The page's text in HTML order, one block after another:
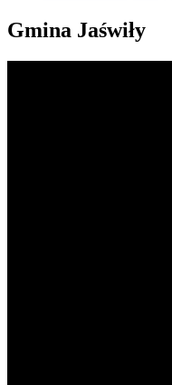
Gmina Jaświły